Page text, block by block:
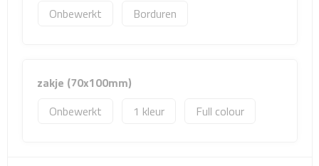
Onbewerkt
Borduren
zakje (70x100mm)
Onbewerkt
1 Full colour